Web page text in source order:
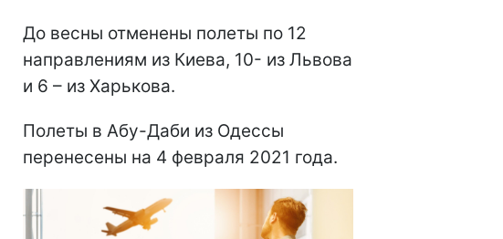
До весны отменены полеты по 12
направлениям из Киева, 10- из Львова
и 6 – из Харькова.
Полеты в Абу-Даби из Одессы
перенесены на 4 февраля 2021 года.